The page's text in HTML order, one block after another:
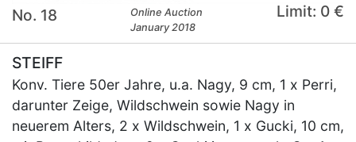
No. 18
Online Auction
January 2018
Limit: 0 €
STEIFF
Konv. Tiere 50er Jahre, u.a. Nagy, 9 cm, 1 x Perri,
darunter Zeige, Wildschwein sowie Nagy in
neuerem Alters, 2 x Wildschwein, 1 x Gucki, 10 cm,